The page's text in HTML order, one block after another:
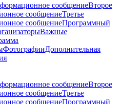
сообщениеВторое
сообщениеТретье
сообщениеПрограммный
Важные
ФотографииДополнительная
сообщениеВторое
сообщениеТретье
сообщениеПрограммный